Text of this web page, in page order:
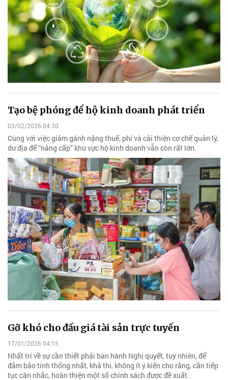
Tạo bệ phóng để hộ kinh doanh phát triển
03/02/2026 04:30
Cùng với việc giảm gánh nặng thuế, phí và cải thiện cơ chế quản lý,
dư địa để “nâng cấp” khu vực hộ kinh doanh vẫn còn rất lớn.
Gỡ khó cho đấu giá tài sản trực tuyến
17/01/2026 04:15
Nhất trí về sự cần thiết phải ban hành Nghị quyết, tuy nhiên, để
đảm bảo tính thống nhất, khả thi, không ít ý kiến cho rằng, cần tiếp
tục cân nhắc, hoàn thiện một số chính sách được đề xuất.